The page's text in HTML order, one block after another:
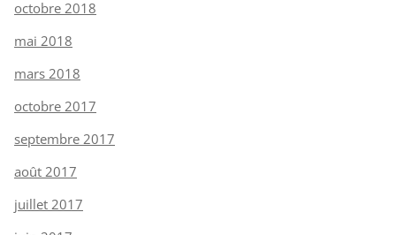
octobre 2018
mai 2018
mars 2018
octobre 2017
septembre 2017
août 2017
juillet 2017